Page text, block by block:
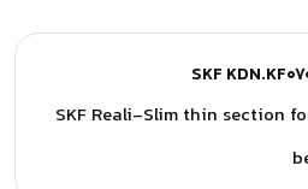
SKF Reali-Slim thin section